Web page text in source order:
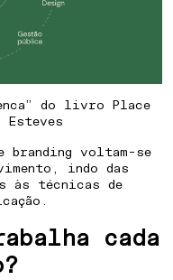
do livro Place
Esteves
branding voltam-se
indo das
às técnicas de
cada